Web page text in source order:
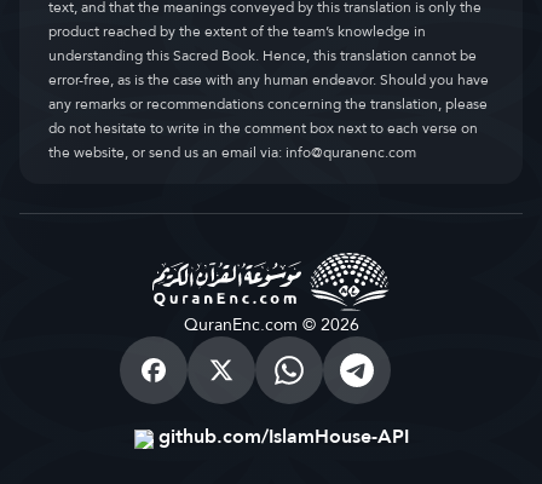
text, and that the meanings conveyed by this translation is only the
product reached by the extent of the team’s knowledge in
understanding this Sacred Book. Hence, this translation cannot be
error-free, as is the case with any human endeavor. Should you have
any remarks or recommendations concerning the translation, please
do not hesitate to write in the comment box next to each verse on
the website, or send us an email via:info@quranenc.com
QuranEnc.com © 2026
github.com/IslamHouse-API